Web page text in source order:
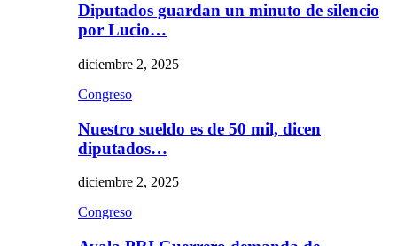
Diputados guardan un minuto de silencio
por Lucio…
diciembre 2, 2025
Congreso
Nuestro sueldo es de 50 mil, dicen
diputados…
diciembre 2, 2025
Congreso